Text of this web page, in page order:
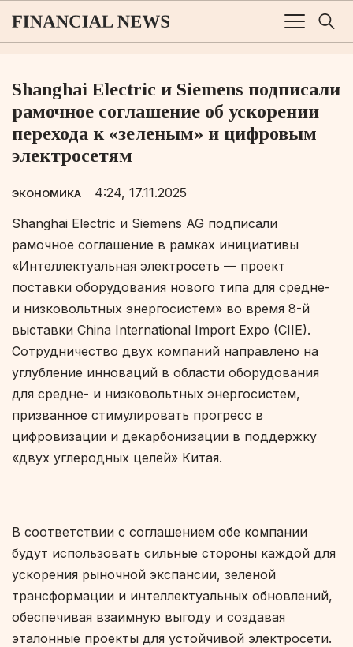
Shanghai Electric и Siemens подписали
рамочное соглашение об ускорении
перехода к «зеленым» и цифровым
электросетям
ЭКОНОМИКА
4:24, 17.11.2025
Shanghai Electric и Siemens AG подписали
рамочное соглашение в рамках инициативы
«Интеллектуальная электросеть — проект
поставки оборудования нового типа для средне-
и низковольтных энергосистем» во время 8-й
выставки China International Import Expo (CIIE).
Сотрудничество двух компаний направлено на
углубление инноваций в области оборудования
для средне- и низковольтных энергосистем,
призванное стимулировать прогресс в
цифровизации и декарбонизации в поддержку
«двух углеродных целей» Китая.
В соответствии с соглашением обе компании
будут использовать сильные стороны каждой для
ускорения рыночной экспансии, зеленой
трансформации и интеллектуальных обновлений,
обеспечивая взаимную выгоду и создавая
эталонные проекты для устойчивой электросети.